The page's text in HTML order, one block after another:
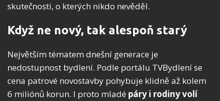
skutečnosti, o kterých nikdo nevěděl.
Když ne nový, tak alespoň starý
Největším tématem dnešní generace je
nedostupnost bydlení. Podle portálu TVBydlení se
cena patrové novostavby pohybuje klidně až kolem
6 miliónů korun. I proto mladé páry i rodiny volí